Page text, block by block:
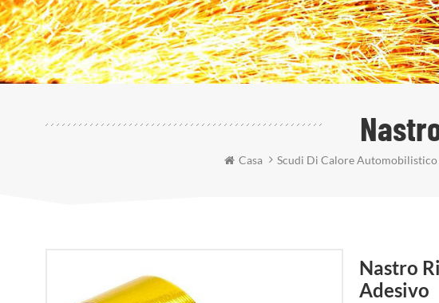
Casa Scudi Di Calore Automobilistico
Nastro
Adesivo